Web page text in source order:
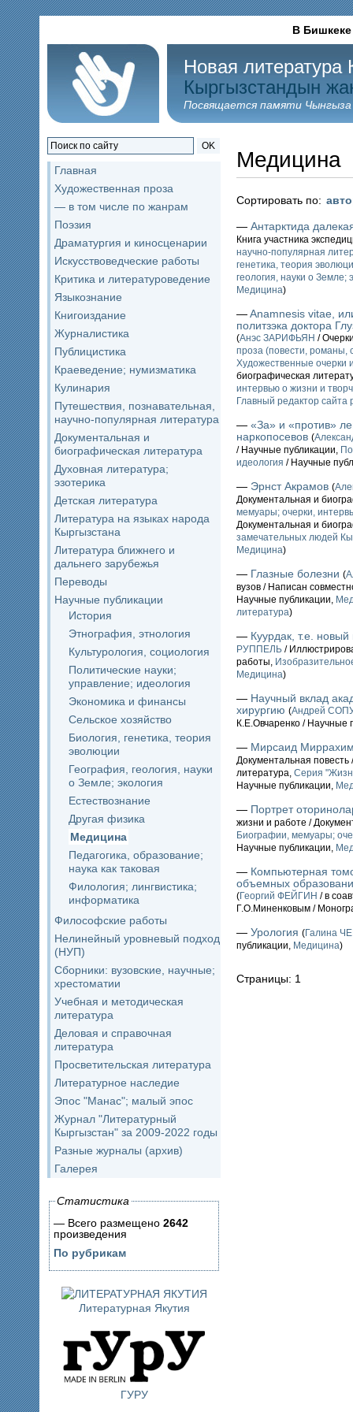
В Бишкеке
Новая литература
Кыргызстандын
Посвящается памяти
OK
Главная
Художественная проза
— в том числе по жанрам
Поэзия
Драматургия и киносценарии
Искусствоведческие работы
Критика и литературоведение
Языкознание
Книгоиздание
Журналистика
Публицистика
Краеведение; нумизматика
Кулинария
Путешествия, познавательная,
научно-популярная литература
Документальная и
биографическая литература
Духовная литература;
эзотерика
Детская литература
Литература на языках народа
Кыргызстана
Литература ближнего и
дальнего зарубежья
Переводы
Научные публикации
История
Этнография, этнология
Культурология, социология
Политические науки;
управление; идеология
Экономика и финансы
Сельское хозяйство
Биология, генетика, теория
эволюции
География, геология, науки
о Земле; экология
Естествознание
Другая физика
Медицина
Педагогика, образование;
наука как таковая
Филология; лингвистика;
информатика
Философские работы
Нелинейный уровневый подход
(НУП)
Сборники: вузовские, научные;
хрестоматии
Учебная и методическая
литература
Деловая и справочная
литература
Просветительская литература
Литературное наследие
Эпос "Манас"; малый эпос
Журнал "Литературный
Кыргызстан" за 2009-2022 годы
Разные журналы (архив)
Галерея
Статистика
— Всего размещено 2642
произведения
По рубрикам
Литературная Якутия
ГУРУ
Медицина
Сортировать по:
— Антарктида
Книга участника
научно-популярная
генетика, теория
геология, науки о Земле;
Медицина)
—Anamnesis vitae,
политзэка доктора
(Анэс ЗАРИФЬЯН /
проза (повести, романы,
Художественные очерки
биографическая
интервью о жизни и
Главный редактор сайта
— «За» и «против»
наркопосевов (
/ Научные публикации,
идеология / Научные
— Эрнст Акрамов (
Документальная и
мемуары; очерки,
Документальная и
замечательных людей
Медицина)
— Глазные болезни (
вузов / Написан
Научные публикации,
литература)
— Куурдак, т.е. новый
РУППЕЛЬ /
работы,
Медицина)
— Научный вклад
хирургию (Андрей
К.Е.Овчаренко / Научные
— Мирсаид
Документальная
литература, Серия
Научные публикации,
— Портрет
жизни и работе /
Биографии, мемуары;
Научные публикации,
— Компьютерная
объемных
(Георгий ФЕЙГИН / в
Г.О.Миненковым /
— Урология (Галина
публикации, Медицина)
Страницы: 1